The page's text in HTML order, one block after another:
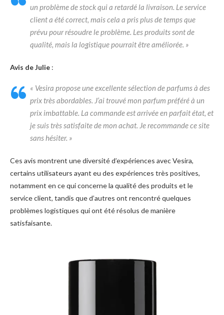
un problème de stock qui a retardé la livraison. Le service
client a été correct, mais cela a pris plus de temps que
prévu pour résoudre le problème. Les produits sont de
qualité, mais la logistique pourrait être améliorée. »
Avis de Julie :
« Vesira propose une excellente sélection de parfums à des
prix très abordables. J’ai trouvé mon parfum préféré à un
prix imbattable. La commande est arrivée en parfait état, et
je suis très satisfaite de mon achat. Je recommande ce site
sans hésiter. »
Ces avis montrent une diversité d’expériences avec Vesira,
certains utilisateurs ayant eu des expériences très positives,
notamment en ce qui concerne la qualité des produits et le
service client, tandis que d’autres ont rencontré quelques
problèmes logistiques qui ont été résolus de manière
satisfaisante.